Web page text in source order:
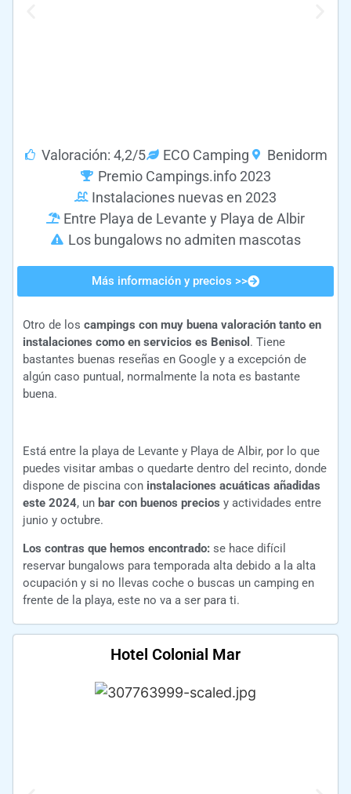
Valoración: 4,2/5 ECO Camping
Benidorm
Premio Campings.info 2023
Instalaciones nuevas en 2023
Entre Playa de Levante y Playa de Albir
Los bungalows no admiten mascotas
Más información y precios >>
Otro de los campings con muy buena valoración tanto en
instalaciones como en servicios es Benisol . Tiene
bastantes buenas reseñas en Google y a excepción de
algún caso puntual, normalmente la nota es bastante
buena.
Está entre la playa de Levante y Playa de Albir, por lo que
puedes visitar ambas o quedarte dentro del recinto, donde
dispone de piscina con instalaciones acuáticas añadidas
este 2024, un bar con buenos precios y actividades entre
junio y octubre.
Los contras que hemos encontrado: se hace difícil
reservar bungalows para temporada alta debido a la alta
ocupación y si no llevas coche o buscas un camping en
frente de la playa, este no va a ser para ti.
Hotel Colonial Mar